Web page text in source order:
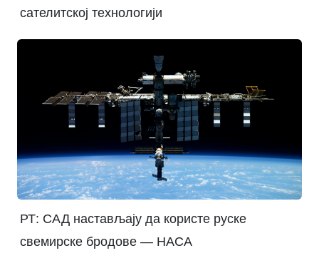
сателитској технологији
РТ: САД настављају да користе руске
свемирске бродове — НАСА